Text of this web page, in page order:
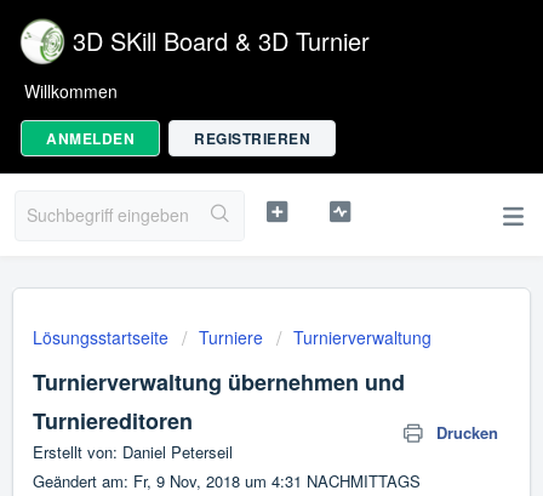
3D SKill Board & 3D Turnier
Willkommen
ANMELDEN REGISTRIEREN
Lösungsstartseite Turniere Turnierverwaltung
Turnierverwaltung übernehmen und
Turniereditoren
Drucken
Erstellt von: Daniel Peterseil
Geändert am: Fr, 9 Nov, 2018 um 4:31 NACHMITTAGS